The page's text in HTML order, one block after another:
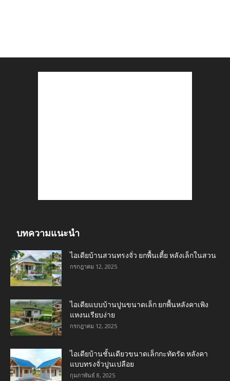
บทความแนะนำ
ไอเดียบ้านสวนทรงจั่ว ยกพื้นเตี้ย หลังเล็กในสวน
กรกฎาคม 12, 2025
ไอเดียแบบบ้านปูนขนาดเล็ก ยกพื้นหลังคาเพิง
แหงนเรียบง่าย
กรกฎาคม 12, 2025
ไอเดียบ้านชั้นเดียวขนาดเล็กกะทัดรัด หลังคา
แบบทรงจั่วปูนเปลือย
กุมภาพันธ์ 8, 2025